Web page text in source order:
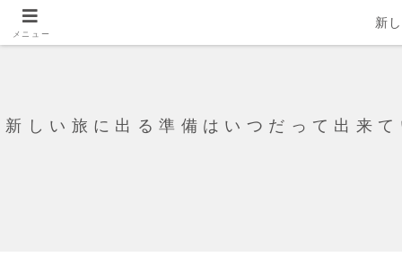
新しい旅に出る準備はいつだって出来
メニュー
新